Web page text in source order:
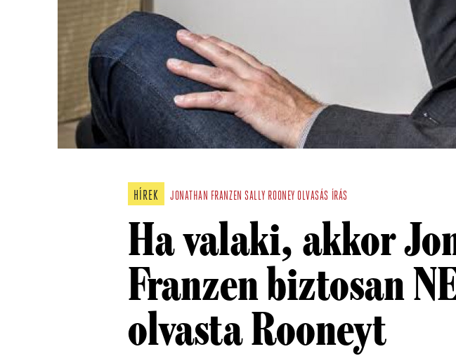
HÍREK JONATHAN FRANZEN SALLY ROONEY OLVASÁS ÍRÁS
Ha valaki, akkor
Franzen biztosan
olvasta Rooneyt